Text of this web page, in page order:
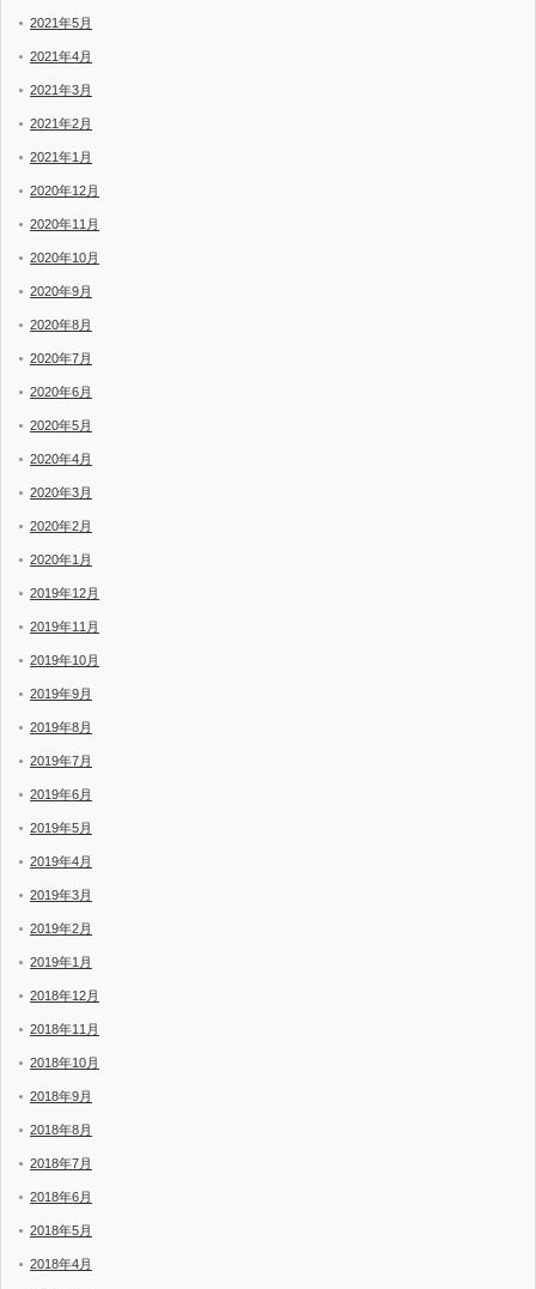
2021年5月
2021年4月
2021年3月
2021年2月
2021年1月
2020年12月
2020年11月
2020年10月
2020年9月
2020年8月
2020年7月
2020年6月
2020年5月
2020年4月
2020年3月
2020年2月
2020年1月
2019年12月
2019年11月
2019年10月
2019年9月
2019年8月
2019年7月
2019年6月
2019年5月
2019年4月
2019年3月
2019年2月
2019年1月
2018年12月
2018年11月
2018年10月
2018年9月
2018年8月
2018年7月
2018年6月
2018年5月
2018年4月